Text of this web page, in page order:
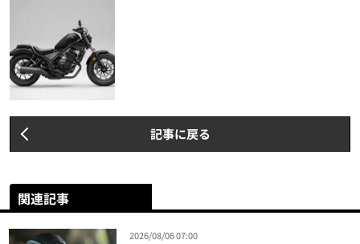
記事に戻る
関連記事
2026/08/06 07:00